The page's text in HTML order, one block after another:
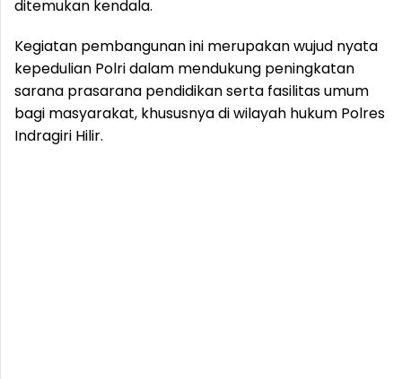
ditemukan kendala.
Kegiatan pembangunan ini merupakan wujud nyata
kepedulian Polri dalam mendukung peningkatan
sarana prasarana pendidikan serta fasilitas umum
bagi masyarakat, khususnya di wilayah hukum Polres
Indragiri Hilir.